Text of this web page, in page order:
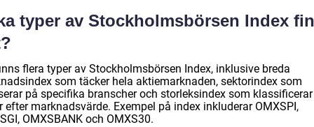
typer av Stockholmsbörsen Index
flera typer av Stockholmsbörsen Index, inklusive breda
som täcker hela aktiemarknaden, sektorindex som
på specifika branscher och storleksindex som klassificerar
efter marknadsvärde. Exempel på index inkluderar OMXSPI,
OMXSBANK och OMXS30.